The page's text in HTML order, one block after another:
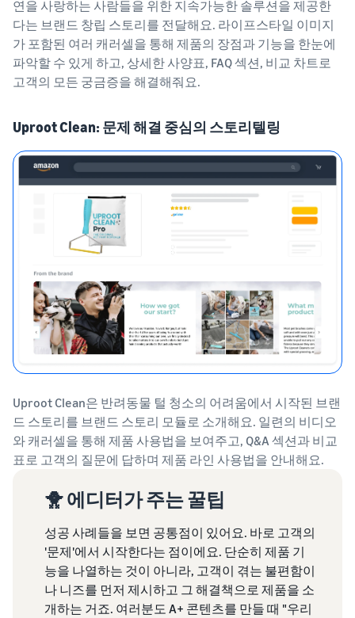
연을 사랑하는 사람들을 위한 지속가능한 솔루션을 제공한
다는 브랜드 창립 스토리를 전달해요. 라이프스타일 이미지
가 포함된 여러 캐러셀을 통해 제품의 장점과 기능을 한눈에
파악할 수 있게 하고, 상세한 사양표, FAQ 섹션, 비교 차트로
고객의 모든 궁금증을 해결해줘요.
Uproot Clean: 문제 해결 중심의 스토리텔링
Uproot Clean은 반려동물 털 청소의 어려움에서 시작된 브랜
드 스토리를 브랜드 스토리 모듈로 소개해요. 일련의 비디오
와 캐러셀을 통해 제품 사용법을 보여주고, Q&A 섹션과 비교
표로 고객의 질문에 답하며 제품 라인 사용법을 안내해요.
🐥 에디터가 주는 꿀팁
성공 사례들을 보면 공통점이 있어요. 바로 고객의
'문제'에서 시작한다는 점이에요. 단순히 제품 기
능을 나열하는 것이 아니라, 고객이 겪는 불편함이
나 니즈를 먼저 제시하고 그 해결책으로 제품을 소
개하는 거죠. 여러분도 A+ 콘텐츠를 만들 때 "우리